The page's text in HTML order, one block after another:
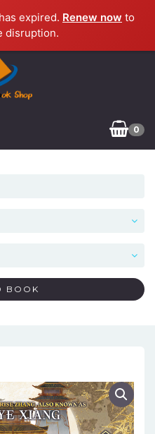
expired. Renew now to
disruption.
0
BOOK